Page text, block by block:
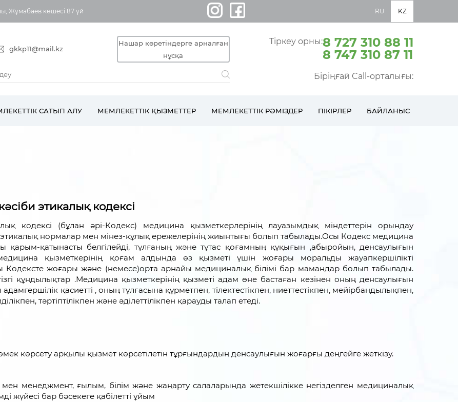
Жұмабаев көшесі 87 үй RU KZ
gkkp11@mail.kz
Нашар көретіндерге арналған
нұсқа
Тіркеу орны:8 727 310 88 11
8 747 310 87 11
Біріңғай Call-орталығы:
САТЫП АЛУ МЕМЛЕКЕТТІК ҚЫЗМЕТТЕР МЕМЛЕКЕТТІК РӘМІЗДЕР ПІКІРЛЕР БАЙЛАНЫС
этикалық кодексі
кодексі (бұлан әрі-Кодекс) медицина қызметкерлерінің лауазымдық міндеттерін орындау
нормалар мен мінез-құлық ережелерінің жиынтығы болып табылады.Осы Кодекс медицина
қарым-қатынасты белгілейді, тұлғаның және тұтас қоғамның құқығын ,абыройын, денсаулығын
қызметкерінің қоғам алдында өз қызметі үшін жоғары моральды жауапкершілікті
Кодексте жоғары және (немесе)орта арнайы медициналық білімі бар мамандар болып табылады.
құндылықтар .Медицина қызметкерінің қызметі адам өне бастаған кезінен оның денсаулығын
қасиетті , оның тұлғасына құрметпен, тілектестікпен, ниеттестікпен, мейірбандылықпен,
тәртіптілікпен және әділеттілікпен қарауды талап етеді.
көрсету арқылы қызмет көрсетілетін тұрғындардың денсаулығын жоғарғы деңгейге жеткізу.
менеджмент, ғылым, білім және жаңарту салаларында жетекшілікке негізделген медициналық
жүйесі бар бәсекеге қабілетті ұйым